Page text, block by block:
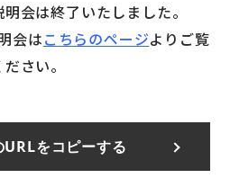
会は終了いたしました。
会はこちらのページよりご覧
ださい。
URLをコピーする